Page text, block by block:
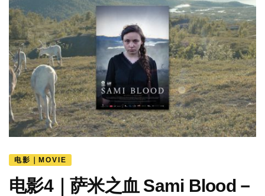
电影｜MOVIE
电影4｜萨米之血 Sami Blood－